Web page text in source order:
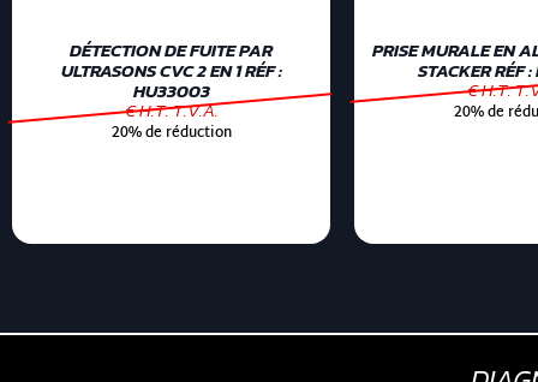
DÉTECTION DE FUITE PAR
ULTRASONS CVC 2 EN 1 RÉF :
HU33003
€ H.T. T.V.A.
20% de réduction
PRISE MURALE EN
STACKER RÉF
€ H.T.
20% de